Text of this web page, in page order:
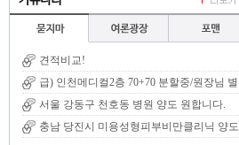
견적비교!
급) 인천메디컬2층 70+70 분할중/원장님 별
세로 양도/권리금X 렌트프리
서울 강동구 천호동 병원 양도 원합니다.
충남 당진시 미용성형피부비만클리닉 양도